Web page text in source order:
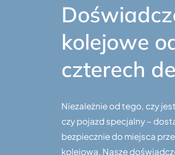
kolejowe
czterech
Niezależnie od tego, czy
czy pojazd specjalny –
bezpiecznie do miejsca
kolejową. Nasze